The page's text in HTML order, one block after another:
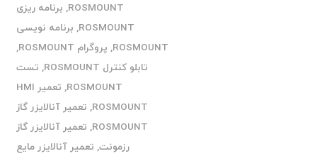
ROSMOUNT
, برنامه ریزی
ROSMOUNT
, برنامه نویسی
ROSMOUNT
, پروگرام ROSMOUNT
,
تابلو کنترل ROSMOUNT
, تست
ROSMOUNT
,
تعمیر HMI
ROSMOUNT
, تعمیر آنالایزر گاز
ROSMOUNT
, تعمیر آنالایزر گاز
رزمونت, تعمیر آنالایزر مایع